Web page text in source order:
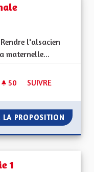
l'alsacien
maternelle...
50 50 ABONNÉS
SUIVRE
LA PROPOSITION
1